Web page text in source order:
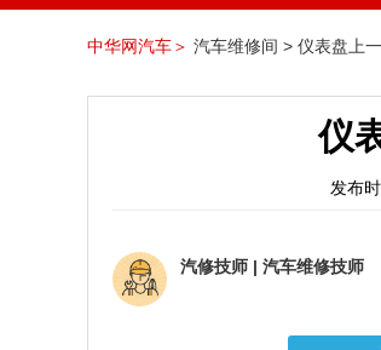
中华网汽车＞ 汽车维修间 > 仪表盘上
仪
发布
汽修技师 | 汽车维修技师